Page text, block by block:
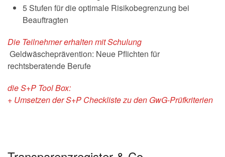
5 Stufen für die optimale Risikobegrenzung bei
Beauftragten
Die Teilnehmer erhalten mit Schulung
Geldwäscheprävention: Neue Pflichten für
rechtsberatende Berufe
die S+P Tool Box:
+ Umsetzen der S+P Checkliste zu den GwG-Prüfkriterien